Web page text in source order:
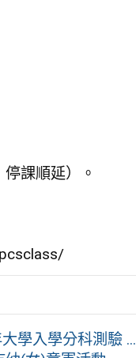
課順延）。
學入學分科測驗 ...